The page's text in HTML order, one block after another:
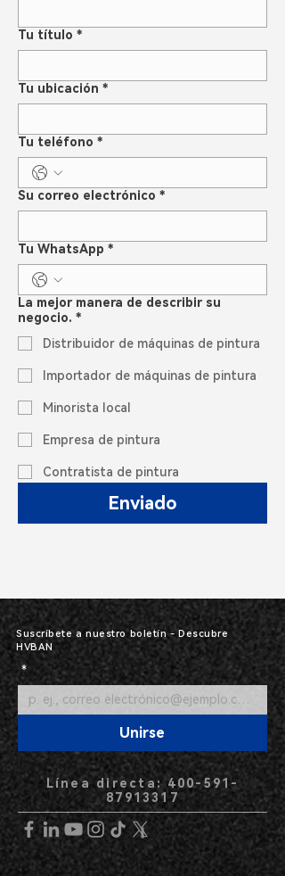
Tu título *
Tu ubicación *
Tu teléfono *
Su correo electrónico *
Tu WhatsApp *
La mejor manera de describir su
negocio. *
Distribuidor de máquinas de pintura
Importador de máquinas de pintura
Minorista local
Empresa de pintura
Contratista de pintura
Enviado
Suscríbete a nuestro boletín - Descubre
HVBAN
*
Unirse
Línea directa: 400-591-
87913317